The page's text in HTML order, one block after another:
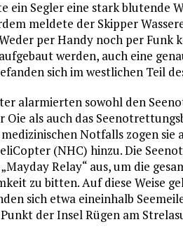
ein Segler eine stark blutende
meldete der Skipper
per Handy noch per
werden, auch eine
sich im westlichen Teil
alarmierten sowohl den
Oie als auch das
Notfalls zogen sie
(NHC) hinzu. Die
Relay“ aus, um die
zu bitten. Auf diese Weise
sich etwa eineinhalb
der Insel Rügen am